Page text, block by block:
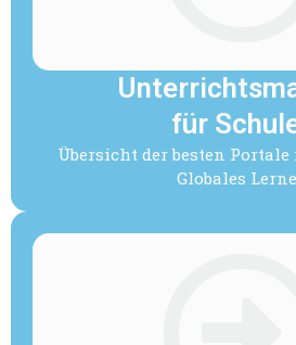
für
Übersicht der besten
Globales